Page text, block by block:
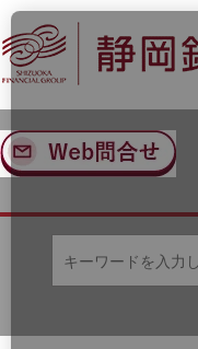
ナ
ビ
ゲ
ー
ン
へ
ス
メ
イ
ン
コ
ン
ツ
へ
ー
ワ